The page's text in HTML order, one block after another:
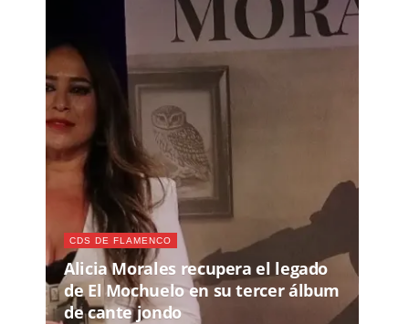
CDS DE FLAMENCO
Alicia Morales recupera el legado
de El Mochuelo en su tercer álbum
de cante jondo